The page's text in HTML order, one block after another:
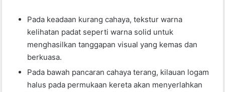
Pada keadaan kurang cahaya, tekstur warna
kelihatan padat seperti warna solid untuk
menghasilkan tanggapan visual yang kemas dan
berkuasa.
Pada bawah pancaran cahaya terang, kilauan logam
halus pada permukaan kereta akan menyerlahkan